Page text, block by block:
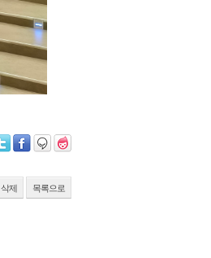
삭제
목록으로